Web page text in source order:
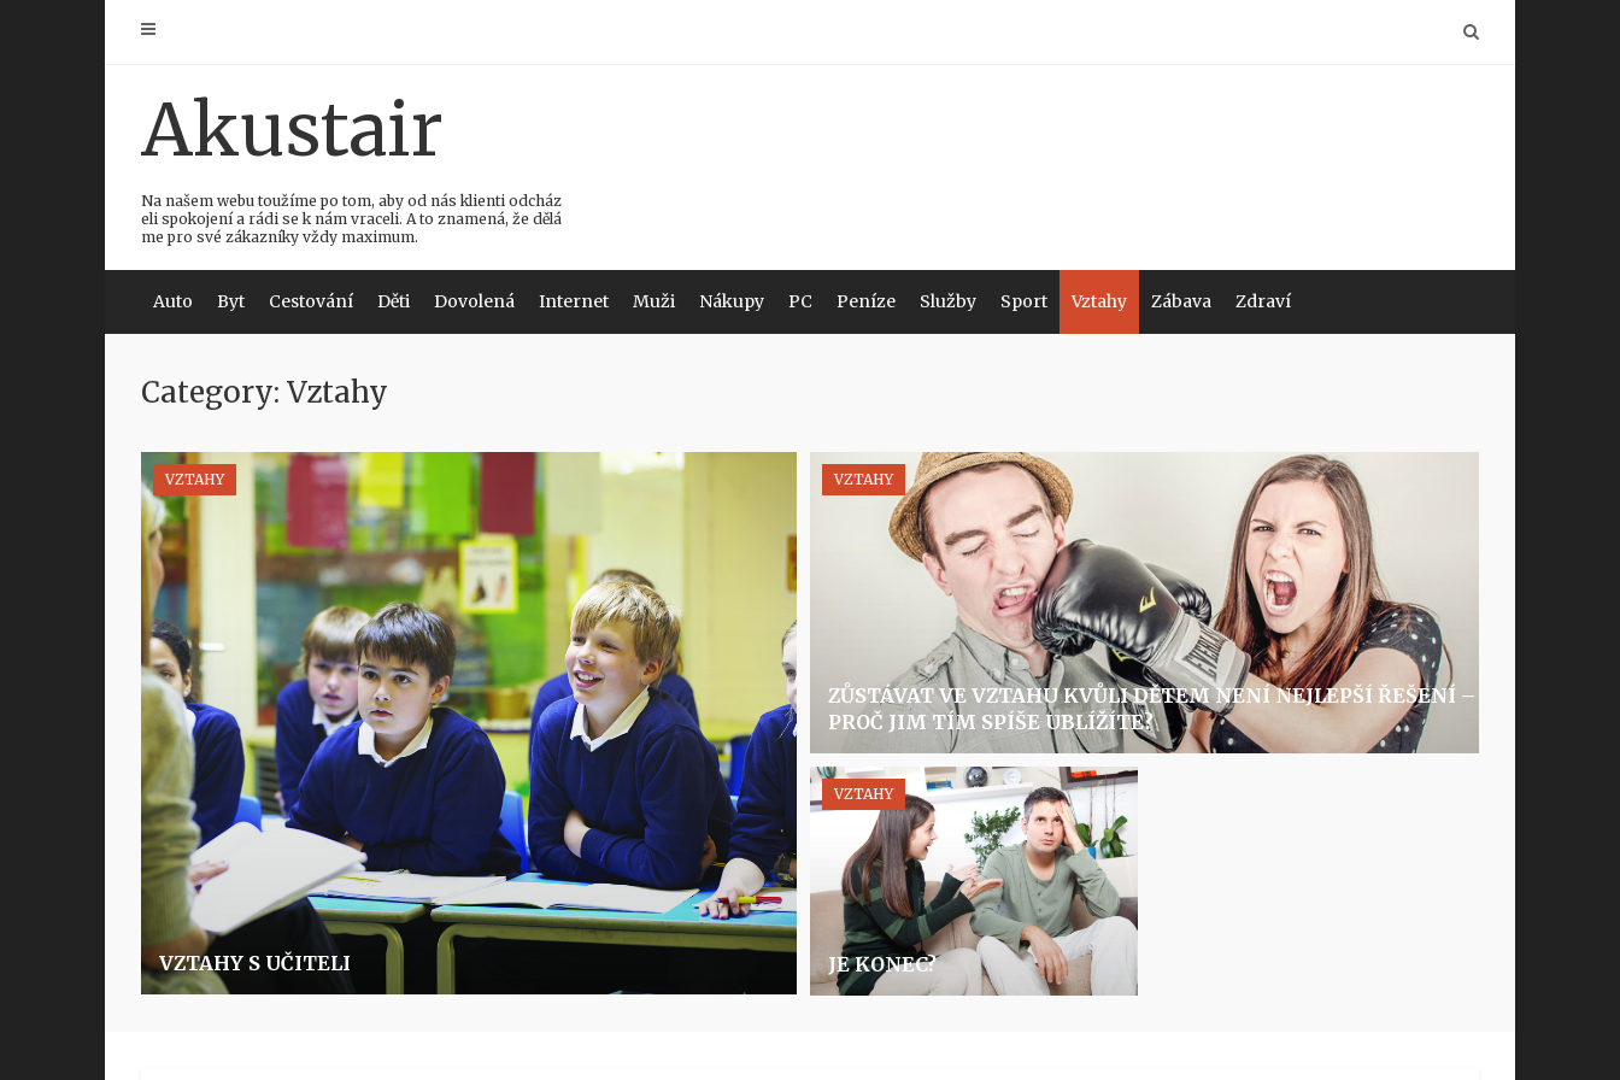
Akustair
Na našem webu toužíme po tom, aby od nás klienti odcház
eli spokojení a rádi se k nám vraceli. A to znamená, že dělá
me pro své zákazníky vždy maximum.
Auto Byt Cestování Děti Dovolená Internet Muži Nákupy PC Peníze Služby Sport Vztahy Zábava Zdraví
Category: Vztahy
VZTAHY S UČITELI
VZTAHY
ZŮSTÁVAT VE VZTAHU KVŮLI DĚTEM NENÍ NEJLEPŠÍ ŘEŠENÍ –
PROČ JIM TÍM SPÍŠE UBLÍŽÍTE?
VZTAHY
JE KONEC?
VZTAHY